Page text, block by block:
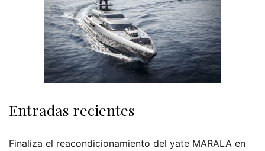
Entradas recientes
Finaliza el reacondicionamiento del yate MARALA en